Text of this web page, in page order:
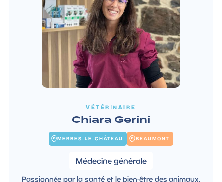
VÉTÉRINAIRE
Chiara Gerini
MERBES-LE-CHÂTEAU BEAUMONT
Médecine générale
Passionnée par la santé et le bien-être des animaux,